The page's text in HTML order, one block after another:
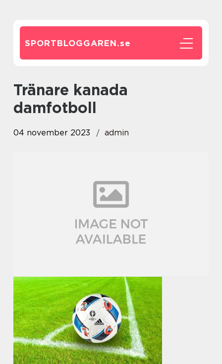
SPORTBLOGGAREN.se
tränare kanada
damfotboll
04 november 2023 admin